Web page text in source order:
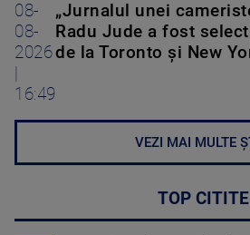
08-
08-
2026
16:49
„Jurnalul unei
Radu Jude a fost
de la Toronto și New
VEZI MAI MULTE
TOP CITITE